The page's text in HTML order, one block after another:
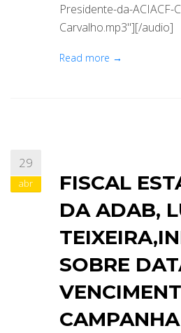
Presidente-da-ACIACF-
Carvalho.mp3"][/audio]
Read more →
29
abr
FISCAL
DA ADAB,
SOBRE
CAMPANHA